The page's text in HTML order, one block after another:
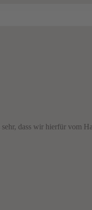
dass wir hierfür vom